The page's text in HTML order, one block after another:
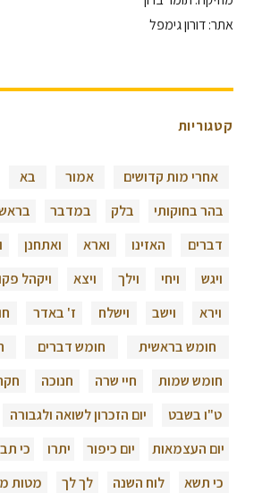
אתר: דורון גימפל
קטגוריות
אחרי מות קדושים אמור בא
בהר בחוקותי
בלק במדבר
דברים
האזינו וארא ואתחנן
ויגש
ויחי וילך ויצא ויקהל
וירא
וישב וישלח ז' באדר
חומש בראשית
חומש דברים
חומש שמות
חיי שרה חנוכה
ט"ו בשבט
יום הזכרון לשואה ולגבורה
יום העצמאות
יום כיפור יתרו כי
כי תשא
לוח השנה לך לך מטות